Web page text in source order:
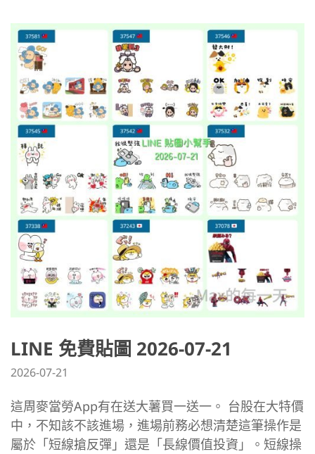
LINE 免費貼圖 2026-07-21
2026-07-21
這周麥當勞App有在送大薯買一送一。 台股在大特價
中，不知該不該進場，進場前務必想清楚這筆操作是
屬於「短線搶反彈」還是「長線價值投資」。短線操